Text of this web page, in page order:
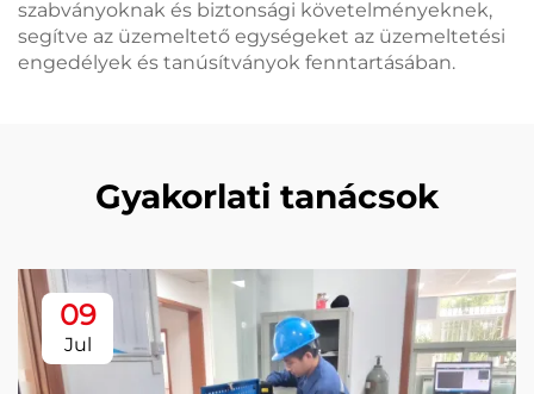
szabványoknak és biztonsági követelményeknek,
segítve az üzemeltető egységeket az üzemeltetési
engedélyek és tanúsítványok fenntartásában.
Gyakorlati tanácsok
09
Jul